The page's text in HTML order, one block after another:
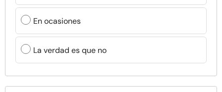
En ocasiones
La verdad es que no